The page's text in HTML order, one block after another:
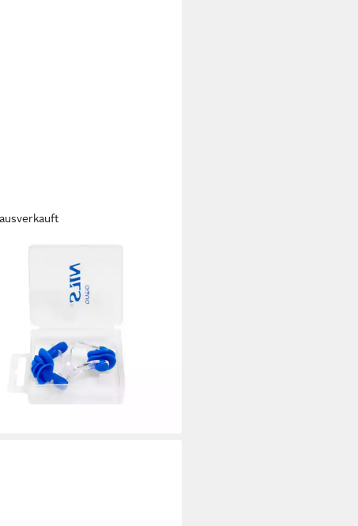
AQUA
Ohrstöpsel Schwimmset
Nasenklammer,
effektiv das Eindringen
- in 4-5 Werktagen bei dir